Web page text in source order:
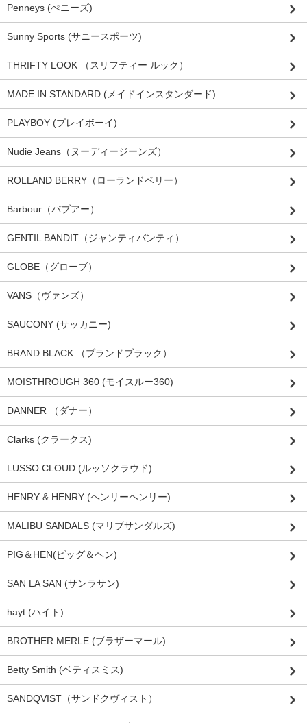
Penneys (ぺニーズ)
Sunny Sports (サニースポーツ)
THRIFTY LOOK （スリフティー ルック）
MADE IN STANDARD (メイドインスタンダード)
PLAYBOY (プレイボーイ)
Nudie Jeans（ヌーディージーンズ）
ROLLAND BERRY（ローランドベリー）
Barbour（バブアー）
GENTIL BANDIT（ジャンティバンティ）
GLOBE（グローブ）
VANS（ヴァンズ）
SAUCONY (サッカニー)
BRAND BLACK （ブランドブラック）
MOISTHROUGH 360 (モイスルー360)
DANNER （ダナー）
Clarks (クラークス)
LUSSO CLOUD (ルッソクラウド)
HENRY & HENRY (ヘンリーヘンリー)
MALIBU SANDALS (マリブサンダルズ)
PIG＆HEN(ピッグ＆ヘン)
SAN LA SAN (サンラサン)
hayt (ハイト)
BROTHER MERLE (ブラザーマール)
Betty Smith (ベティスミス)
SANDQVIST（サンドクヴィスト）